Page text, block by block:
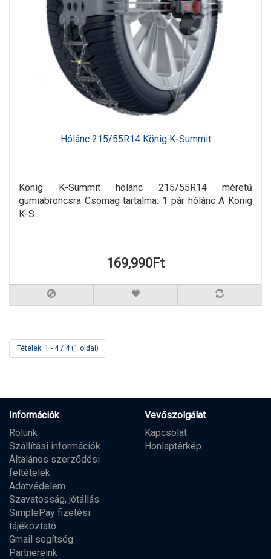
Hólánc 215/55R14 König K-Summit
König K-Summit hólánc 215/55R14 méretű
gumiabroncsra Csomag tartalma: 1 pár hólánc A König
K-S..
169,990Ft
Tételek: 1 - 4 / 4 (1 oldal)
Információk
Rólunk
Szállítási információk
Általános szerződési
feltételek
Adatvédelem
Szavatosság, jótállás
SimplePay fizetési
tájékoztató
Gmail segítség
Partnereink
Vevőszolgálat
Kapcsolat
Honlaptérkép